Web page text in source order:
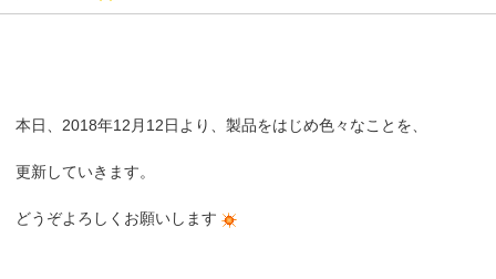
本日、2018年12月12日より、製品をはじめ色々なことを、
更新していきます。
どうぞよろしくお願いします